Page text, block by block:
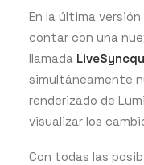
En la última
contar con una
llamada
simultáneamente
renderizado de
visualizar los
Con todas las